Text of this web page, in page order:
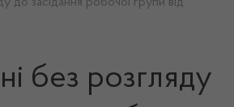
без розгляду